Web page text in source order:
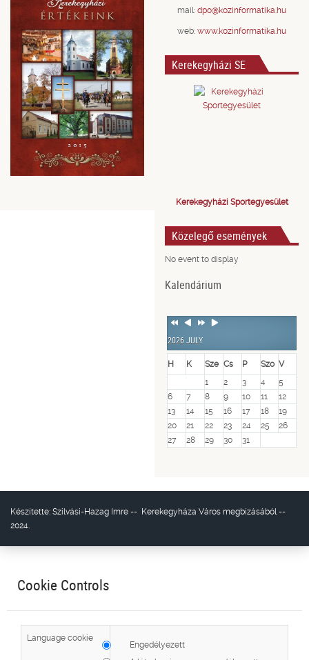
mail: dpo@kozinformatika.hu
web: www.kozinformatika.hu
Kerekegyházi SE
Kerekegyházi Sportegyesület
Közelegő események
No event to display
Kalendárium
Previous
Previous
NextNext
2026 JULY
H K Sze Cs P Szo V
1
2 3 4
5
6
7 8 9 10 11
12
13
14 15 16 17 18
19
20
21 22 23 24 25
26
27
28 29 30 31
Készítette: Szilvási-Hazag Imre -- Kerekegyháza Város megbízásából --
2024.
Cookie Controls
Language cookie
Engedélyezett